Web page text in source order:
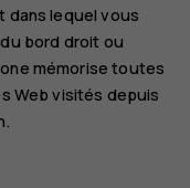
dans lequel vous
bord droit ou
mémorise toutes
Web visités depuis